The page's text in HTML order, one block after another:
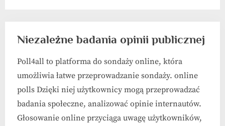
Niezależne badania opinii publicznej
Poll4all to platforma do sondaży online, która
umożliwia łatwe przeprowadzanie sondaży. online
polls Dzięki niej użytkownicy mogą przeprowadzać
badania społeczne, analizować opinie internautów.
Głosowanie online przyciąga uwagę użytkowników,